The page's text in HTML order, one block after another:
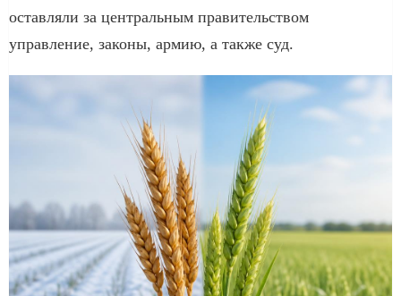
оставляли за центральным правительством
управление, законы, армию, а также суд.